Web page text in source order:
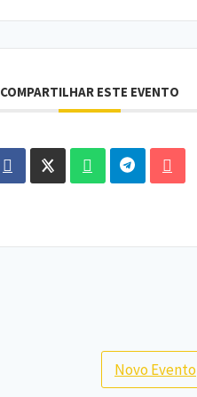
COMPARTILHAR ESTE EVENTO
Novo Evento